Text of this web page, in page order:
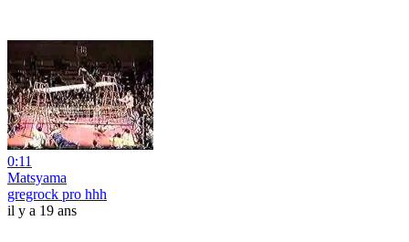
0:11
Matsyama
gregrock pro hhh
il y a 19 ans